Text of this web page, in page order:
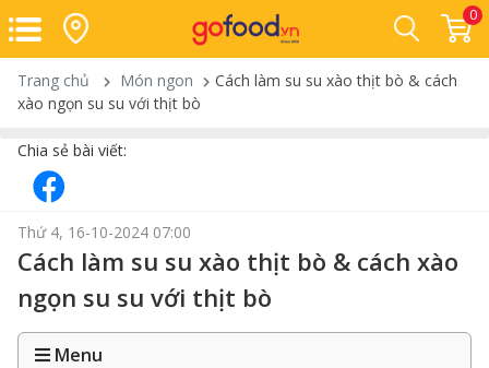
0
Trang chủ Món ngon
Cách làm su su xào thịt bò & cách
xào ngọn su su với thịt bò
Chia sẻ bài viết:
Thứ 4, 16-10-2024 07:00
Cách làm su su xào thịt bò & cách xào
ngọn su su với thịt bò
Menu